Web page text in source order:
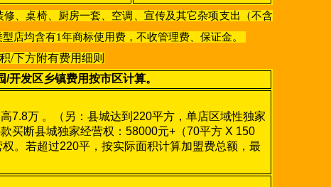
、桌椅、厨房一套、空调、宣传及其它杂项支出（不含
店均含有1年商标使用费，不收管理费、保证金。
/下方附有费用细则
开发区乡镇费用按市区计算。
7.8万 。（另：县城达到220平方，单店区域性独家
买断县城独家经营权：58000元+（70平方 X 150
。若超过220平，按实际面积计算加盟费总额，最